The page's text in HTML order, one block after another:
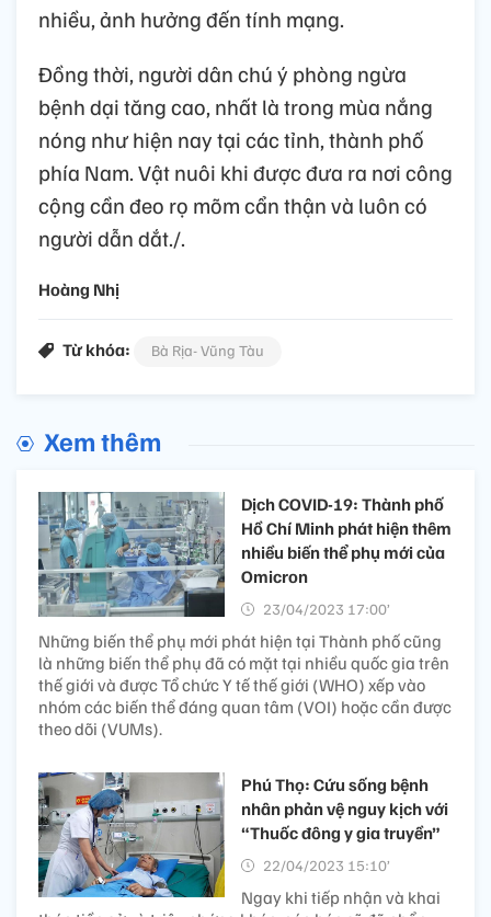
nhiều, ảnh hưởng đến tính mạng.
Đồng thời, người dân chú ý phòng ngừa
bệnh dại tăng cao, nhất là trong mùa nắng
nóng như hiện nay tại các tỉnh, thành phố
phía Nam. Vật nuôi khi được đưa ra nơi công
cộng cần đeo rọ mõm cẩn thận và luôn có
người dẫn dắt./.
Hoàng Nhị
Từ khóa: Bà Rịa- Vũng Tàu
Xem thêm
Dịch COVID-19: Thành phố
Hồ Chí Minh phát hiện thêm
nhiều biến thể phụ mới của
Omicron
23/04/2023 17:00’
Những biến thể phụ mới phát hiện tại Thành phố cũng
là những biến thể phụ đã có mặt tại nhiều quốc gia trên
thế giới và được Tổ chức Y tế thế giới (WHO) xếp vào
nhóm các biến thể đáng quan tâm (VOI) hoặc cần được
theo dõi (VUMs).
Phú Thọ: Cứu sống bệnh
nhân phản vệ nguy kịch với
“Thuốc đông y gia truyền”
22/04/2023 15:10’
Ngay khi tiếp nhận và khai